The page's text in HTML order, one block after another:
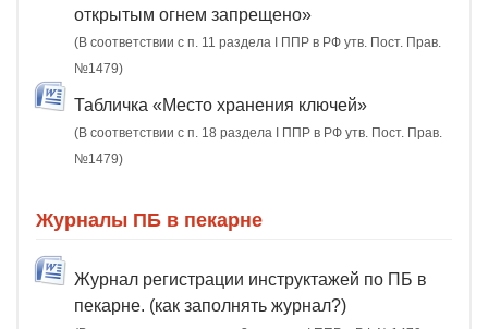
открытым огнем запрещено»
(В соответствии с п. 11 раздела I ППР в РФ утв. Пост. Прав.
№1479)
Табличка «Место хранения ключей»
(В соответствии с п. 18 раздела I ППР в РФ утв. Пост. Прав.
№1479)
Журналы ПБ в пекарне
Журнал регистрации инструктажей по ПБ в
пекарне. (как заполнять журнал?)